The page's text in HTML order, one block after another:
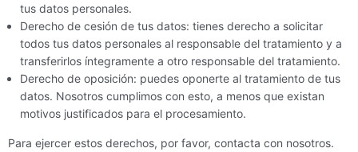
tus datos personales.
Derecho de cesión de tus datos: tienes derecho a solicitar
todos tus datos personales al responsable del tratamiento y a
transferirlos íntegramente a otro responsable del tratamiento.
Derecho de oposición: puedes oponerte al tratamiento de tus
datos. Nosotros cumplimos con esto, a menos que existan
motivos justificados para el procesamiento.
Para ejercer estos derechos, por favor, contacta con nosotros.